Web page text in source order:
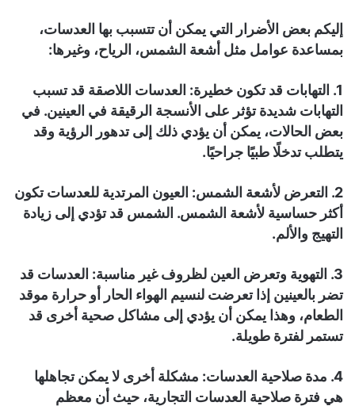
إليكم بعض الأضرار التي يمكن أن تتسبب بها العدسات،
بمساعدة عوامل مثل أشعة الشمس، الرياح، وغيرها:
1. التهابات قد تكون خطيرة: العدسات اللاصقة قد تسبب
التهابات شديدة تؤثر على الأنسجة الرقيقة في العينين. في
بعض الحالات، يمكن أن يؤدي ذلك إلى تدهور الرؤية وقد
يتطلب تدخلًا طبيًا جراحيًا.
2. التعرض لأشعة الشمس: العيون المرتدية للعدسات تكون
أكثر حساسية لأشعة الشمس. الشمس قد تؤدي إلى زيادة
التهيج والألم.
3. التهوية وتعرض العين لظروف غير مناسبة: العدسات قد
تضر بالعينين إذا تعرضت لنسيم الهواء الحار أو حرارة موقد
الطعام، وهذا يمكن أن يؤدي إلى مشاكل صحية أخرى قد
تستمر لفترة طويلة.
4. مدة صلاحية العدسات: مشكلة أخرى لا يمكن تجاهلها
هي فترة صلاحية العدسات التجارية، حيث أن معظم